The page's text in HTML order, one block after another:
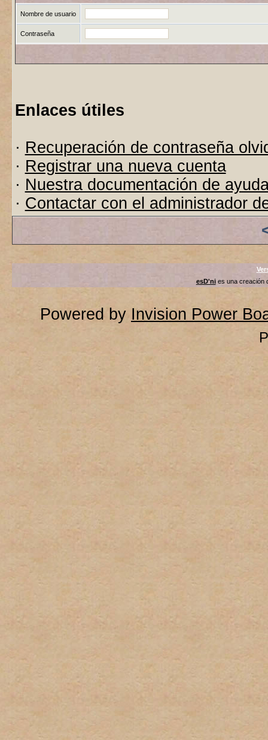
Nombre de usuario
Contraseña
Enlaces útiles
· Recuperación de contraseña
· Registrar una nueva cuenta
· Nuestra documentación de
· Contactar con el administrador
esD'nies una creación
Powered by Invision Power